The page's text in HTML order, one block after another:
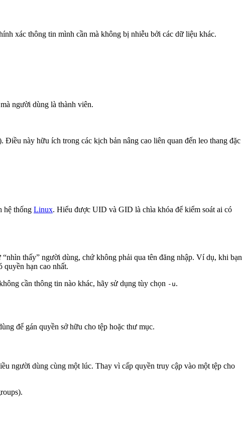
xác thông tin mình cần mà không bị nhiễu bởi các dữ liệu khác.
người dùng là thành viên.
này hữu ích trong các kịch bản nâng cao liên quan đến leo thang đặc
hệ thống Linux. Hiểu được UID và GID là chìa khóa để kiểm soát ai có
thấy” người dùng, chứ không phải qua tên đăng nhập. Ví dụ, khi bạn
quyền hạn cao nhất.
cần thông tin nào khác, hãy sử dụng tùy chọn -u.
để gán quyền sở hữu cho tệp hoặc thư mục.
người dùng cùng một lúc. Thay vì cấp quyền truy cập vào một tệp cho